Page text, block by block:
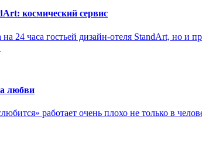
космический сервис
24 часа гостьей дизайн-отеля StandArt, но и
любви
работает очень плохо не только в